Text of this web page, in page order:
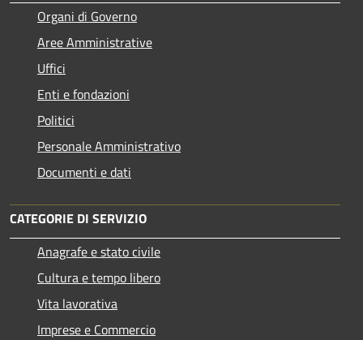
Organi di Governo
Aree Amministrative
Uffici
Enti e fondazioni
Politici
Personale Amministrativo
Documenti e dati
CATEGORIE DI SERVIZIO
Anagrafe e stato civile
Cultura e tempo libero
Vita lavorativa
Imprese e Commercio